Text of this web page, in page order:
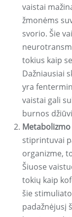
vaistai
žmonėms
svorio. Šie
tokius kaip
Dažniausiai
yra
vaistai gali
burnos
stiprintuvai
organizme,
Šiuose
tokių kaip
šie
padažnėjusį